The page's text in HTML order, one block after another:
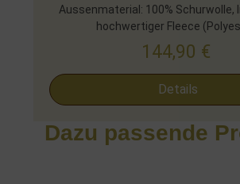
Aussenmaterial: 100% Schurwolle,
hochwertiger Fleece
144,90 €
Details
Dazu passende